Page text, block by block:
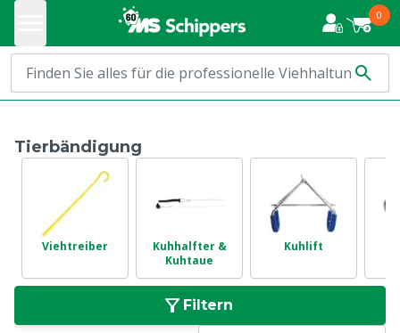
0
Tierbändigung
Viehtreiber
Kuhhalfter &
Kuhtaue
Kuhlift
Filtern